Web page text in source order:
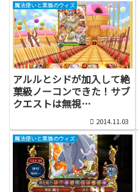
魔法使いと黒猫のウィズ
アルルとシドが加入して絶
菓級ノーコンできた！サブ
クエストは無視…
2014.11.03
魔法使いと黒猫のウィズ